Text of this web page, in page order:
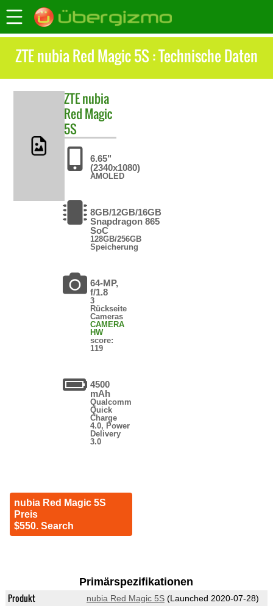
ZTE nubia Red Magic 5S : Technische Daten
ZTEnubia
Red Magic
5S
6.65"
(2340x1080)
AMOLED
8GB/12GB/16GB
Snapdragon 865
SoC
128GB/256GB
Speicherung
64-MP,
f/1.8
3
Rückseite
Cameras
CAMERA
HW
score:
119
4500
mAh
Qualcomm
Quick
Charge
4.0, Power
Delivery
3.0
nubia Red Magic 5S
Preis
$550. Search
Primärspezifikationen
Produkt nubia Red Magic 5S(Launched 2020-07-28)